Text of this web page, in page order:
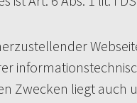
Zwecken liegt auch